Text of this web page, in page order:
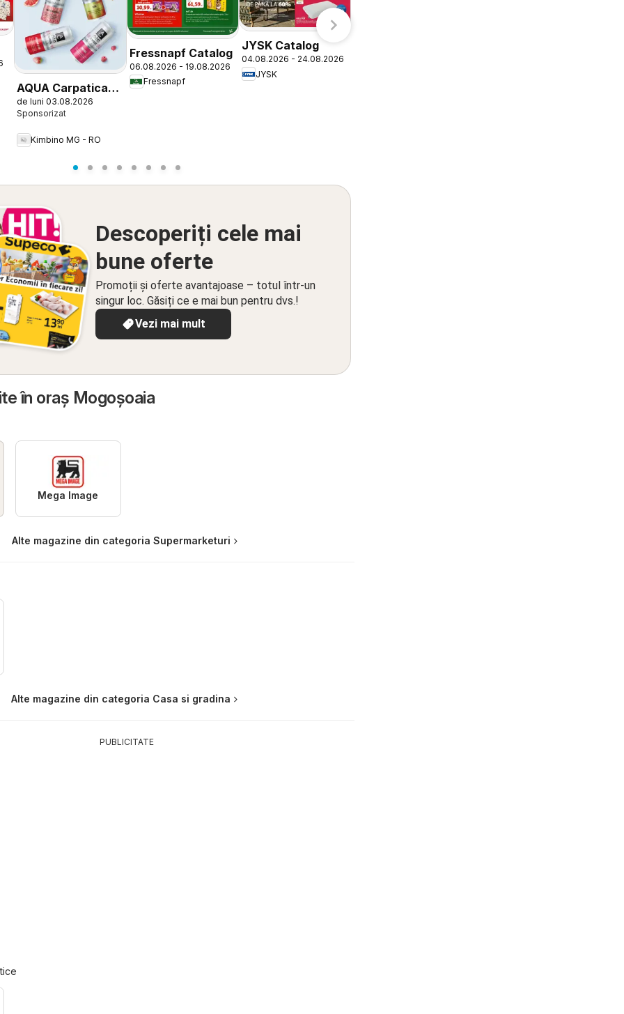
AQUA Carpatica
Flavours
de luni 03.08.2026
Kimbino MG - RO
Fressnapf Catalog
06.08.2026 - 19.08.2026
Fressnapf
JYSK Catalog
04.08.2026 - 24.08.2026
JYSK
Descoperiți cele mai
bune oferte
Promoții și oferte avantajoase – totul într-un
singur loc. Găsiți ce e mai bun pentru dvs.!
Vezi mai mult
în oraş Mogoşoaia
Mega Image
Alte magazine din categoria Supermarketuri
Alte magazine din categoria Casa si gradina
PUBLICITATE